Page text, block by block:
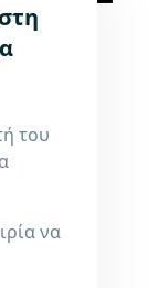
του
να